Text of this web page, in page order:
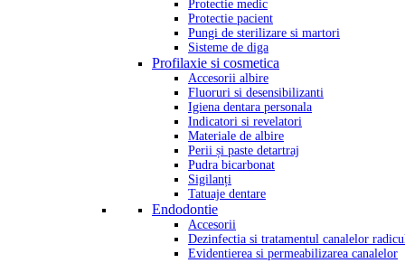
Protectie medic
Protectie pacient
Pungi de sterilizare si martori
Sisteme de diga
Profilaxie si cosmetica
Accesorii albire
Fluoruri si desensibilizanti
Igiena dentara personala
Indicatori si revelatori
Materiale de albire
Perii și paste detartraj
Pudra bicarbonat
Sigilanți
Tatuaje dentare
Endodontie
Accesorii
Dezinfectia si tratamentul canalelor
Evidentierea si permeabilizarea canalelor